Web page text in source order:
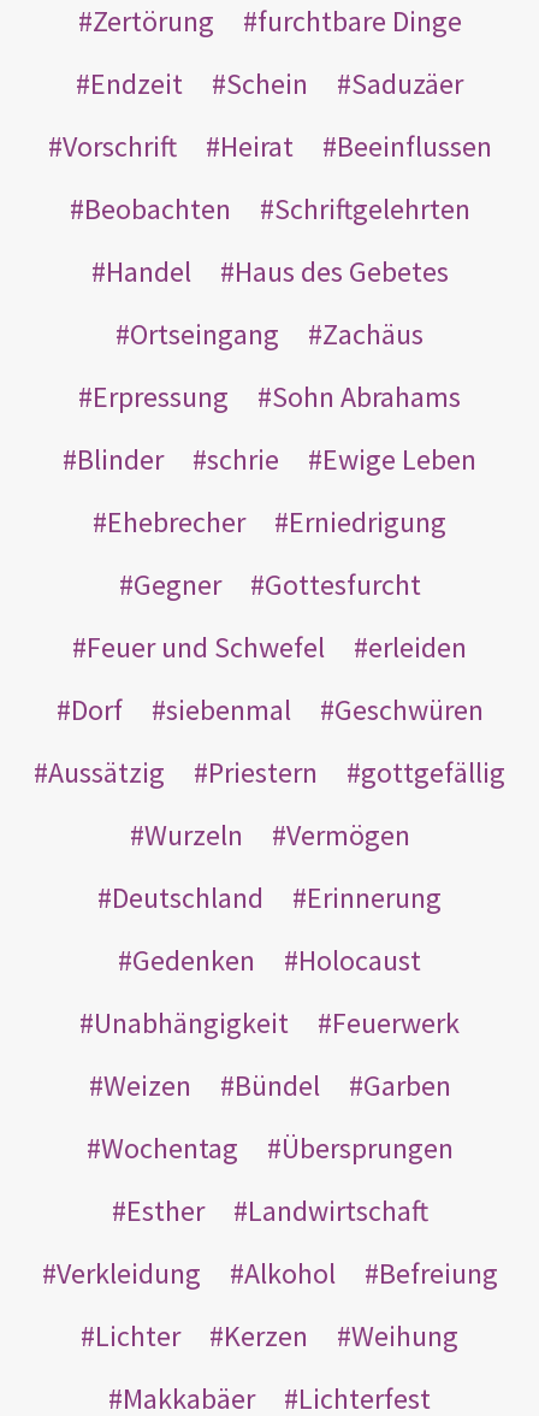
Zertörung
furchtbare Dinge
Endzeit
Schein
Saduzäer
Vorschrift
Heirat
Beeinflussen
Beobachten
Schriftgelehrten
Handel
Haus des Gebetes
Ortseingang
Zachäus
Erpressung
Sohn Abrahams
Blinder
schrie
Ewige Leben
Ehebrecher
Erniedrigung
Gegner
Gottesfurcht
Feuer und Schwefel
erleiden
Dorf
siebenmal
Geschwüren
Aussätzig
Priestern
gottgefällig
Wurzeln
Vermögen
Deutschland
Erinnerung
Gedenken
Holocaust
Unabhängigkeit
Feuerwerk
Weizen
Bündel
Garben
Wochentag
Übersprungen
Esther
Landwirtschaft
Verkleidung
Alkohol
Befreiung
Lichter
Kerzen
Weihung
Makkabäer
Lichterfest